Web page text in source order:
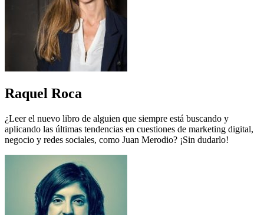
Raquel Roca
¿Leer el nuevo libro de alguien que siempre está buscando y
aplicando las últimas tendencias en cuestiones de marketing digital,
negocio y redes sociales, como Juan Merodio? ¡Sin dudarlo!